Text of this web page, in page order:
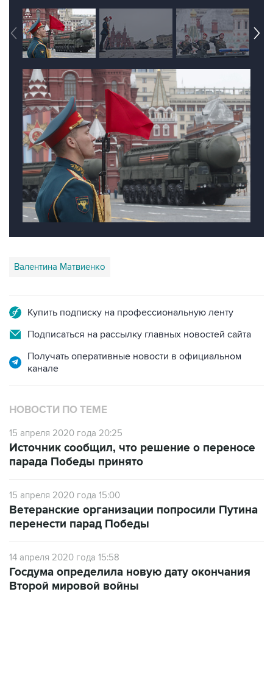
Валентина Матвиенко
Купить подписку на профессиональную ленту
Подписаться на рассылку главных новостей сайта
Получать оперативные новости в официальном
канале
НОВОСТИ ПО ТЕМЕ
15 апреля 2020 года 20:25
Источник сообщил, что решение о переносе
парада Победы принято
15 апреля 2020 года 15:00
Ветеранские организации попросили Путина
перенести парад Победы
14 апреля 2020 года 15:58
Госдума определила новую дату окончания
Второй мировой войны